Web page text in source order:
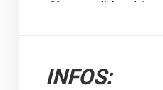
INFOS: